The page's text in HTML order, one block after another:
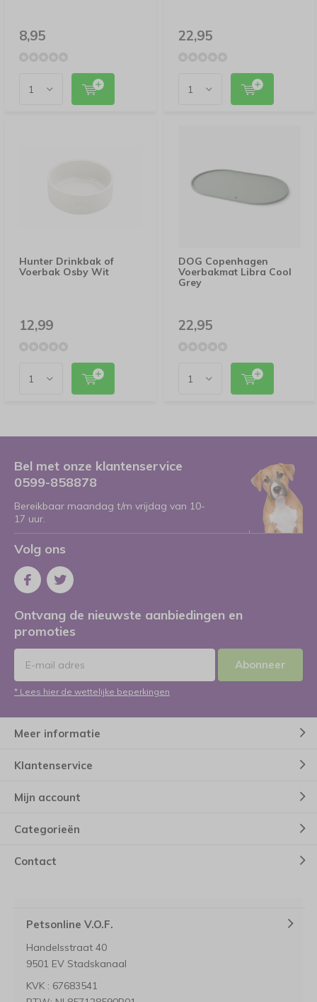
8,95 22,95
Hunter Drinkbak of
Voerbak Osby Wit
12,99
DOG Copenhagen
Voerbakmat Libra Cool
Grey
22,95
Bel met onze klantenservice
0599-858878
Bereikbaar maandag t/m vrijdag van 10-
17 uur.
Volg ons
Ontvang de nieuwste aanbiedingen en
promoties
Abonneer
* Lees hier de wettelijke beperkingen
Meer informatie
Klantenservice
Mijn account
Categorieën
Contact
Petsonline V.O.F.
Handelsstraat 40
9501 EV Stadskanaal
KVK : 67683541